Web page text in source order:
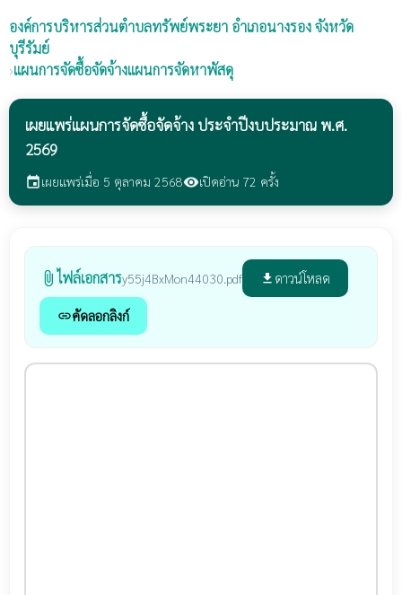
องค์การบริหารส่วนตำบลทรัพย์พระยา อำเภอนางรอง จังหวัด
บุรีรัมย์
›แผนการจัดซื้อจัดจ้างแผนการจัดหาพัสดุ
เผยแพร่แผนการจัดซื้อจัดจ้าง ประจำปีงบประมาณ พ.ศ.
2569
eventเผยแพร่เมื่อ 5 ตุลาคม 2568visibilityเปิดอ่าน 72 ครั้ง
attach_file ไฟล์เอกสารy55j4BxMon44030.pdf file_download ดาวน์โหลด
linkคัดลอกลิงก์